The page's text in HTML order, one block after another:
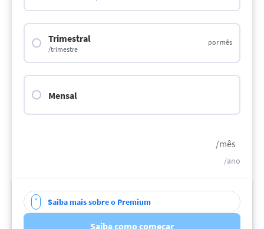
Trimestral
/trimestre
por mês
Mensal
/mês
/ano
Saiba mais sobre o Premium
Saiba como começar